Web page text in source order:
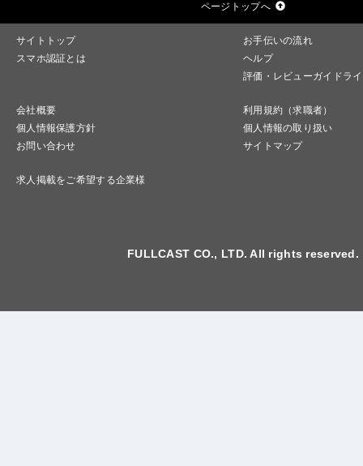
ページトップへ
サイトトップ
お手伝いの流れ
スマホ認証とは
ヘルプ
評価・レビューガイドラ
会社概要
利用規約（求職者）
個人情報保護方針
個人情報の取り扱い
お問い合わせ
サイトマップ
求人掲載をご希望する企業様
FULLCAST CO., LTD. All rights reserved.